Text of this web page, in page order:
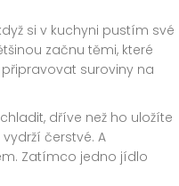
si v kuchyni pustím své
začnu těmi, které
suroviny na
dříve než ho uložíte
čerstvé. A
Zatímco jedno jídlo